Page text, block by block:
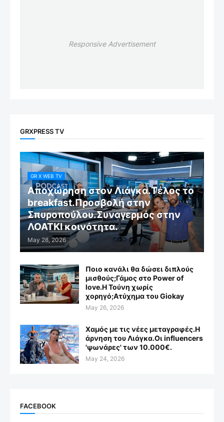
Responsive Advertisement
GRXPRESS TV
GR X WEB TV
Αποχώρηση στον Λιάγκα.Τέλος το
breakfast.Προσβολή στην
Σπυροπούλου.Συναγερμός στην
ΛΟΑΤΚΙ κοινότητα.
May 28, 2026
Ποιο κανάλι θα δώσει διπλούς
μισθούς;Γάμος στο Power of
love.Η Τούνη χωρίς
χορηγό;Aτύχημα του Giokay
May 26, 2026
Χαμός με τις νέες μεταγραφές.Η
άρνηση του Λιάγκα.Οι influencers
'ψωνάρες' των 10.000€.
May 24, 2026
FACEBOOK